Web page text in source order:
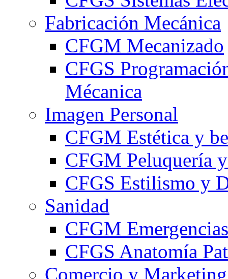
Fabricación Mecánica
CFGM Mecanizado
CFGS
Mécanica
Imagen Personal
CFGM Estética y
CFGM Peluquería
CFGS Estilismo y
Sanidad
CFGM
CFGS Anatomía
Comercio y Marketing